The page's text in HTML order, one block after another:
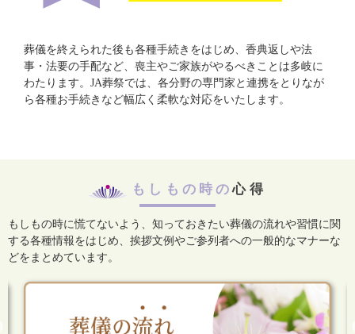
葬儀を終えられた後も各種手続きをはじめ、香典返しや法
事・法要の手配など、喪主やご家族がやるべきことは多岐に
わたります。JA葬祭では、各分野の専門家と連携をとりなが
ら各種お手続きなど幅広く柔軟な対応をいたします。
もしもの時の心得
もしもの時に慌てないよう、知っておきたい葬儀の流れや習慣に関
する各種情報をはじめ、 挨拶文例やご参列者への一般的なマナーな
どをまとめています。